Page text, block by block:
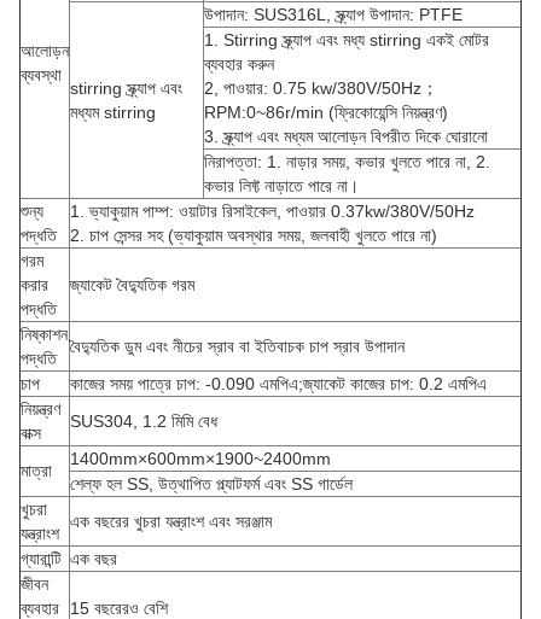
আলোড়ন
ব্যবস্থা
stirring স্ক্র্যাপ এবং
মধ্যম stirring
উপাদান: SUS316L, স্ক্র্যাপ উপাদান: PTFE
1. Stirring স্ক্র্যাপ এবং মধ্য stirring একই মোটর
ব্যবহার করুন
2, পাওয়ার: 0.75 kw/380V/50Hz；
RPM:0~86r/min (ফ্রিকোয়েন্সি নিয়ন্ত্রণ)
3. স্ক্র্যাপ এবং মধ্যম আলোড়ন বিপরীত দিকে ঘোরানো
নিরাপত্তা: 1. নাড়ার সময়, কভার খুলতে পারে না, 2.
কভার লিফ্ট নাড়াতে পারে না।
শুন্য
পদ্ধতি
1. ভ্যাকুয়াম পাম্প: ওয়াটার রিসাইকেল, পাওয়ার 0.37kw/380V/50Hz
2. চাপ সেন্সর সহ (ভ্যাকুয়াম অবস্থার সময়, জলবাহী খুলতে পারে না)
গরম
করার
পদ্ধতি
জ্যাকেট বৈদ্যুতিক গরম
নিষ্কাশন
পদ্ধতি
বৈদ্যুতিক ডুম এবং নীচের স্রাব বা ইতিবাচক চাপ স্রাব উপাদান
চাপ
কাজের সময় পাত্রে চাপ: -0.090 এমপিএ;জ্যাকেট কাজের চাপ: 0.2 এমপিএ
নিয়ন্ত্রণ
বাক্স
SUS304, 1.2 মিমি বেধ
মাত্রা
1400mm×600mm×1900~2400mm
শেল্ফ হল SS, উত্থাপিত প্ল্যাটফর্ম এবং SS গার্ডেল
খুচরা
যন্ত্রাংশ
এক বছরের খুচরা যন্ত্রাংশ এবং সরঞ্জাম
গ্যারান্টি এক বছর
জীবন
ব্যবহার
15 বছরেরও বেশি